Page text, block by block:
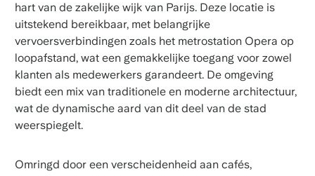
hart van de zakelijke wijk van Parijs. Deze locatie is
uitstekend bereikbaar, met belangrijke
vervoersverbindingen zoals het metrostation Opera op
loopafstand, wat een gemakkelijke toegang voor zowel
klanten als medewerkers garandeert. De omgeving
biedt een mix van traditionele en moderne architectuur,
wat de dynamische aard van dit deel van de stad
weerspiegelt.
Omringd door een verscheidenheid aan cafés,